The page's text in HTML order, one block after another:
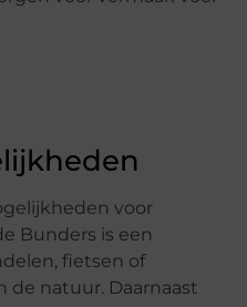
voor
Bunders is een
fietsen of
de natuur. Daarnaast